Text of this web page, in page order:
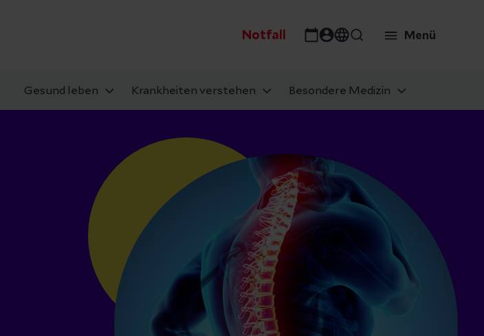
Notfall Menü
Gesund leben Krankheiten verstehen Besondere Medizin